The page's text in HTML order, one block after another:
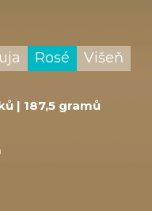
Rosé Višeň
| 187,5 gramů